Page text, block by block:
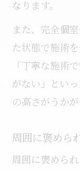
なります。
また、完全個
た状態で施術
「丁寧な施術
がない」とい
の高さがうかが
周囲に褒めら
周囲に褒めら